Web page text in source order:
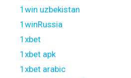
1win uzbekistan
1winRussia
1xbet
1xbet apk
1xbet arabic